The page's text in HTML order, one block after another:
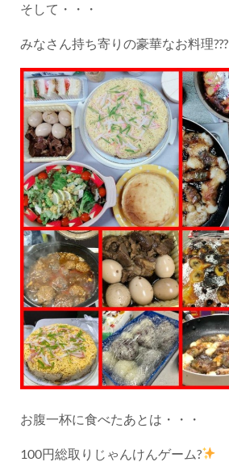
そして・・・
みなさん持ち寄りの豪華なお料理???
お腹一杯に食べたあとは・・・
100円総取りじゃんけんゲーム?